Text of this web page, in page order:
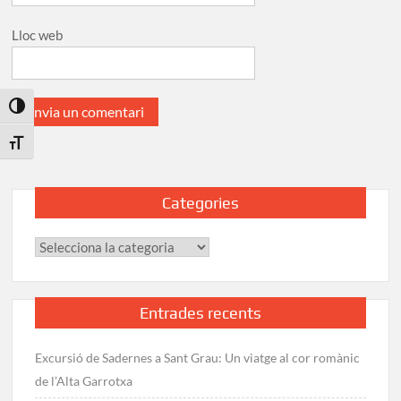
Toggle High Contrast
Toggle Font size
Lloc web
Categories
Categories
Entrades recents
Excursió de Sadernes a Sant Grau: Un viatge al cor romànic
de l’Alta Garrotxa